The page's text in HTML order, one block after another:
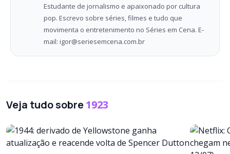
Estudante de jornalismo e apaixonado por cultura
pop. Escrevo sobre séries, filmes e tudo que
movimenta o entretenimento no Séries em Cena. E-
mail: igor@seriesemcena.com.br
Veja tudo sobre1923